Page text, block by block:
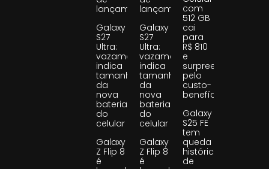
lançamento
Galaxy
S27
Ultra:
vazamento
indica
tamanho
da
nova
bateria
do
celular
Galaxy
Z Flip 8
é
lançamento
Galaxy
S27
Ultra:
vazamento
indica
tamanho
da
nova
bateria
do
celular
Galaxy
Z Flip 8
é
com
512 GB
cai
para
R$ 810
e
surpreende
pelo
custo-
benefício
Galaxy
S25 FE
tem
queda
histórica
de